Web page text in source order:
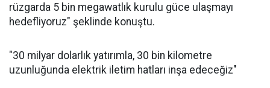
rüzgarda 5 bin megawatlık kurulu güce ulaşmayı
hedefliyoruz" şeklinde konuştu.
"30 milyar dolarlık yatırımla, 30 bin kilometre
uzunluğunda elektrik iletim hatları inşa edeceğiz"